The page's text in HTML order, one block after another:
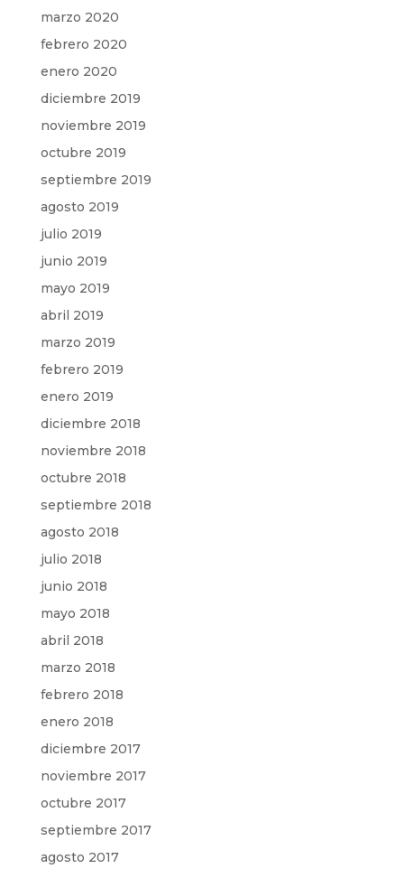
marzo 2020
febrero 2020
enero 2020
diciembre 2019
noviembre 2019
octubre 2019
septiembre 2019
agosto 2019
julio 2019
junio 2019
mayo 2019
abril 2019
marzo 2019
febrero 2019
enero 2019
diciembre 2018
noviembre 2018
octubre 2018
septiembre 2018
agosto 2018
julio 2018
junio 2018
mayo 2018
abril 2018
marzo 2018
febrero 2018
enero 2018
diciembre 2017
noviembre 2017
octubre 2017
septiembre 2017
agosto 2017